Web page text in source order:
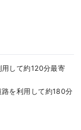
して約120分最寄
を利用して約180分